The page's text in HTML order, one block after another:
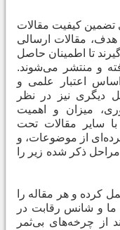
تضمین کیفیت مقالات
مقالات ارسالی
تا اطمینان حاصل
و منتشر می‌شوند.
اعتبار علمی و
دیگری نیز در نظر
میزان و اهمیت
سایر مقالات تحت
از موضوعات، و
ذکر شده زیر را
کرده و هر مقاله را
ما و شانس رقابت در
از چرخه‌های بی‌ثمر